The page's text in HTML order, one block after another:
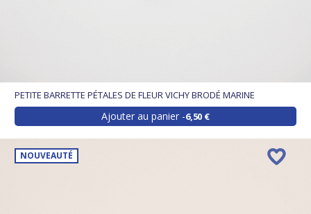
PETITE BARRETTE PÉTALES DE FLEUR VICHY BRODÉ MARINE
Ajouter au panier 6,50 €
NOUVEAUTÉ